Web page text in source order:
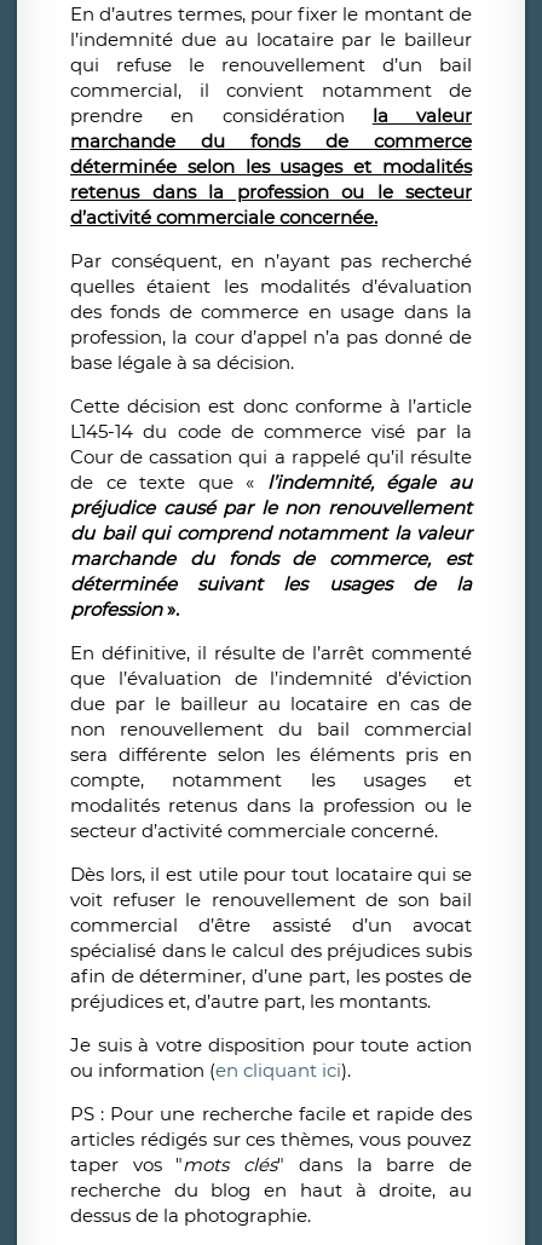
En d’autres termes, pour fixer le montant de
l’indemnité due au locataire par le bailleur
qui refuse le renouvellement d’un bail
commercial, il convient notamment de
prendre en considération la valeur
marchande du fonds de commerce
déterminée selon les usages et modalités
retenus dans la profession ou le secteur
d’activité commerciale concernée.
Par conséquent, en n’ayant pas recherché
quelles étaient les modalités d’évaluation
des fonds de commerce en usage dans la
profession, la cour d’appel n’a pas donné de
base légale à sa décision.
Cette décision est donc conforme à l’article
L145-14 du code de commerce visé par la
Cour de cassation qui a rappelé qu’il résulte
de ce texte que « l’indemnité, égale au
préjudice causé par le non renouvellement
du bail qui comprend notamment la valeur
marchande du fonds de commerce, est
déterminée suivant les usages de la
profession».
En définitive, il résulte de l’arrêt commenté
que l’évaluation de l’indemnité d’éviction
due par le bailleur au locataire en cas de
non renouvellement du bail commercial
sera différente selon les éléments pris en
compte, notamment les usages et
modalités retenus dans la profession ou le
secteur d’activité commerciale concerné.
Dès lors, il est utile pour tout locataire qui se
voit refuser le renouvellement de son bail
commercial d’être assisté d’un avocat
spécialisé dans le calcul des préjudices subis
afin de déterminer, d’une part, les postes de
préjudices et, d’autre part, les montants.
Je suis à votre disposition pour toute action
ou information (en cliquant ici).
PS : Pour une recherche facile et rapide des
articles rédigés sur ces thèmes, vous pouvez
taper vos "mots clés" dans la barre de
recherche du blog en haut à droite, au
dessus de la photographie.